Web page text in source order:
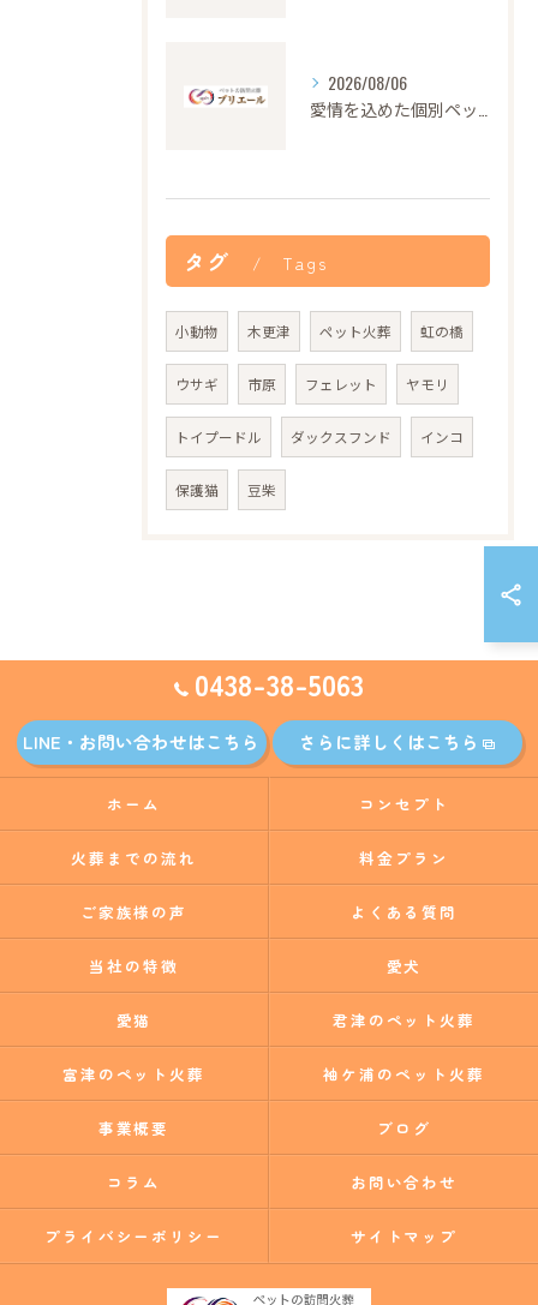
2026/08/06
タグ Tags
小動物 木更津 ペット火葬 虹の橋
ウサギ 市原 フェレット ヤモリ
トイプードル ダックスフンド インコ
保護猫 豆柴
0438-38-5063
LINE・お問い合わせはこちら さらに詳しくはこちら
ホーム コンセプト
火葬までの流れ 料金プラン
ご家族様の声 よくある質問
当社の特徴 愛犬
愛猫 君津のペット火葬
富津のペット火葬 袖ケ浦のペット火葬
事業概要 ブログ
コラム お問い合わせ
プライバシーポリシー サイトマップ